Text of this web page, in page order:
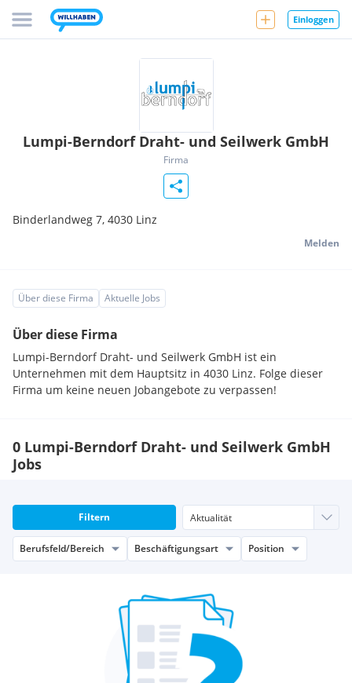
Einloggen
Lumpi-Berndorf Draht- und Seilwerk GmbH
Firma
Binderlandweg 7, 4030 Linz
Melden
Über diese Firma Aktuelle Jobs
Über diese Firma
Lumpi-Berndorf Draht- und Seilwerk GmbH ist ein
Unternehmen mit dem Hauptsitz in 4030 Linz. Folge dieser
Firma um keine neuen Jobangebote zu verpassen!
0 Lumpi-Berndorf Draht- und Seilwerk GmbH
Jobs
Filtern
Berufsfeld/Bereich Beschäftigungsart Position